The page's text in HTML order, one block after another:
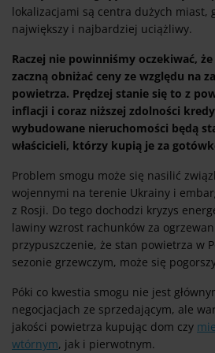
lokalizacjami są centra dużych miast,
największy i najbardziej uciążliwy.
Raczej nie powinniśmy oczekiwać,
zaczną obniżać ceny ze względu na
powietrza. Prędzej stanie się to z
inflacji i coraz niższej zdolności
wybudowane nieruchomości będą
właścicieli, którzy kupią je za
Problem smogu może się nasilić
wojennymi na terenie Ukrainy i
z Rosji. Do tego dochodzi kryzys
lawiny wzrost rachunków za
przypuszczenie, że stan powietrza w
sezonie grzewczym, może się
Póki co kwestia smogu nie jest
negocjacjach ze sprzedającym, ale
jakości powietrza kupując dom czy
wtórnym, jak i pierwotnym.